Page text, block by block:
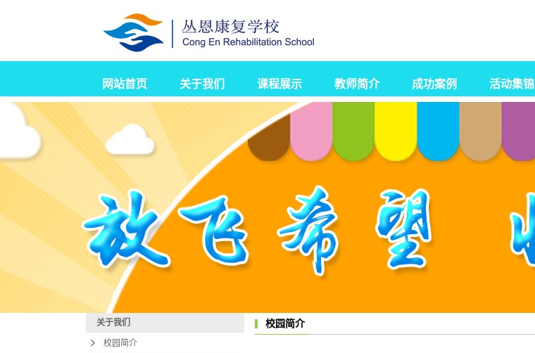
网站首页 关于我们
发展历程
营业执照
课程展示 教师简介 成功案例 活动集锦
关于我们
校园简介
校园简介